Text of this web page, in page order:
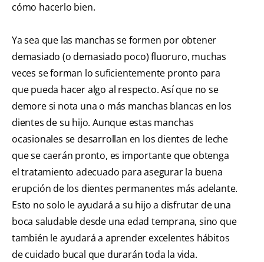
cómo hacerlo bien.
Ya sea que las manchas se formen por obtener
demasiado (o demasiado poco) fluoruro, muchas
veces se forman lo suficientemente pronto para
que pueda hacer algo al respecto. Así que no se
demore si nota una o más manchas blancas en los
dientes de su hijo. Aunque estas manchas
ocasionales se desarrollan en los dientes de leche
que se caerán pronto, es importante que obtenga
el tratamiento adecuado para asegurar la buena
erupción de los dientes permanentes más adelante.
Esto no solo le ayudará a su hijo a disfrutar de una
boca saludable desde una edad temprana, sino que
también le ayudará a aprender excelentes hábitos
de cuidado bucal que durarán toda la vida.